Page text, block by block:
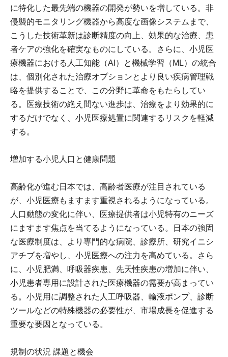
に特化した最先端の機器の開発が勢いを増している。非
侵襲的モニタリング機器から高度な画像システムまで、
こうした技術革新は診断精度の向上、効果的な治療、患
者ケアの強化を確実なものにしている。さらに、小児医
療機器における人工知能（AI）と機械学習（ML）の統合
は、個別化された治療オプションとより良い疾病管理戦
略を提供することで、この分野に革命をもたらしてい
る。医療技術の絶え間ない進歩は、治療をより効果的に
するだけでなく、小児医療処置に関連するリスクを軽減
する。
増加する小児人口と健康問題
高齢化が進む日本では、高齢者医療が注目されている
が、小児医療もますます重視されるようになっている。
人口動態の変化に伴い、医療提供者は小児特有のニーズ
にますます焦点を当てるようになっている。日本の強固
な医療制度は、より専門的な病院、診療所、研究イニシ
アチブを増やし、小児医療への注力を高めている。さら
に、小児肥満、呼吸器疾患、先天性疾患の増加に伴い、
小児患者専用に設計された医療機器の需要が高まってい
る。小児用に調整された人工呼吸器、輸液ポンプ、診断
ツールなどの特殊機器の必要性が、市場成長を促進する
重要な要因となっている。
規制の状況 課題と機会